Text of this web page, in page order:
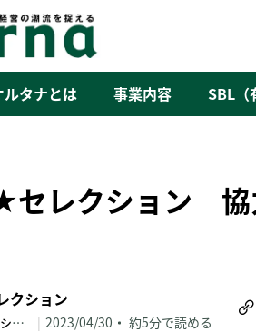
ルタナとは 事業内容 SBL（
セレクション
クション
#サステナブル★セレクション | 2023/04/30 約5分で読める